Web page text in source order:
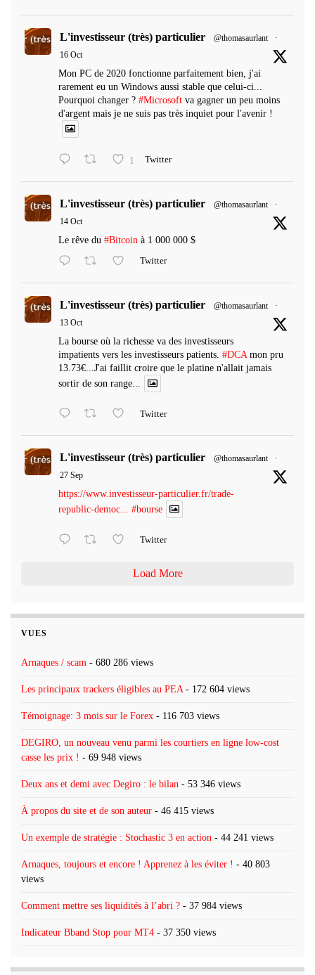
L'investisseur (très) particulier @thomasaurlant
·
16 Oct
Mon PC de 2020 fonctionne parfaitement bien, j'ai
rarement eu un Windows aussi stable que celui-ci...
Pourquoi changer ? #Microsoft va gagner un peu moins
d'argent mais je ne suis pas très inquiet pour l'avenir !
1 Twitter
L'investisseur (très) particulier @thomasaurlant
·
14 Oct
Le rêve du #Bitcoin à 1 000 000 $
Twitter
L'investisseur (très) particulier @thomasaurlant
·
13 Oct
La bourse où la richesse va des investisseurs
impatients vers les investisseurs patients. #DCA mon pru
13.73€...J'ai faillit croire que le platine n'allait jamais
sortir de son range...
Twitter
L'investisseur (très) particulier @thomasaurlant
·
27 Sep
https://www.investisseur-particulier.fr/trade-
republic-democ... #bourse
Twitter
Load More
VUES
Arnaques / scam - 680 286 views
Les principaux trackers éligibles au PEA - 172 604 views
Témoignage: 3 mois sur le Forex - 116 703 views
DEGIRO, un nouveau venu parmi les courtiers en ligne low-cost
casse les prix ! - 69 948 views
Deux ans et demi avec Degiro : le bilan - 53 346 views
À propos du site et de son auteur - 46 415 views
Un exemple de stratégie : Stochastic 3 en action - 44 241 views
Arnaques, toujours et encore ! Apprenez à les éviter ! - 40 803
views
Comment mettre ses liquidités à l’abri ? - 37 984 views
Indicateur Bband Stop pour MT4 - 37 350 views